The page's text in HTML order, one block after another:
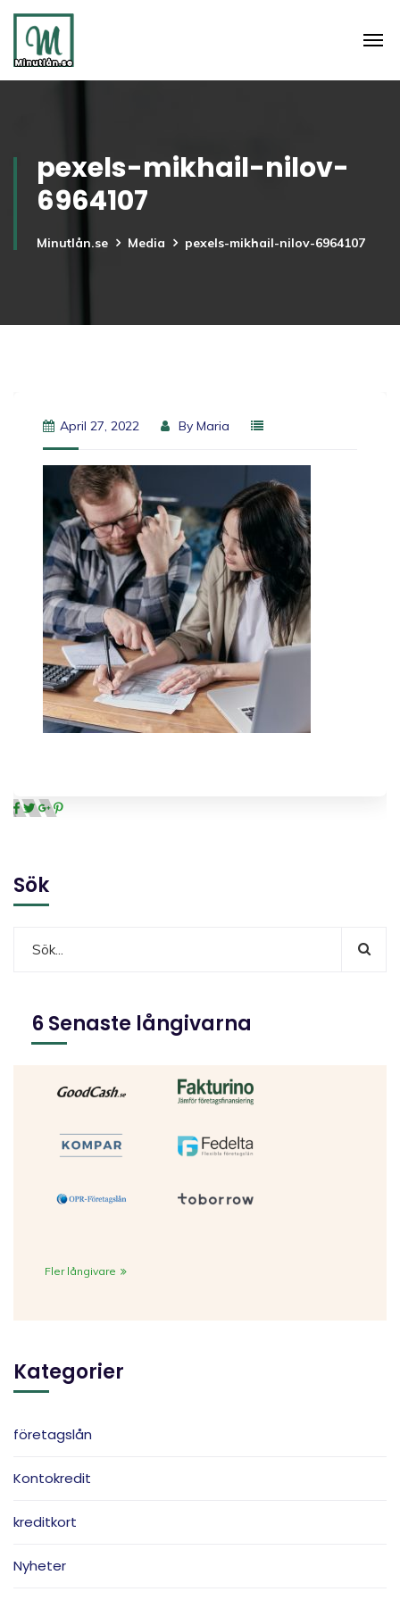
pexels-mikhail-nilov-
6964107
Minutlån.se Media pexels-mikhail-nilov-6964107
April 27, 2022 By Maria
Sök
6 Senaste långivarna
Fler långivare
Kategorier
företagslån
Kontokredit
kreditkort
Nyheter